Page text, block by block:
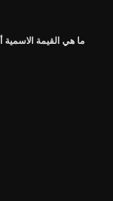
ما هي القيمة الاسمية